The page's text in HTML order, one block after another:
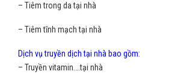
– Tiêm trong da tại nhà
– Tiêm tĩnh mạch tại nhà
Dịch vụ truyền dịch tại nhà bao gồm:
– Truyền vitamin….tại nhà